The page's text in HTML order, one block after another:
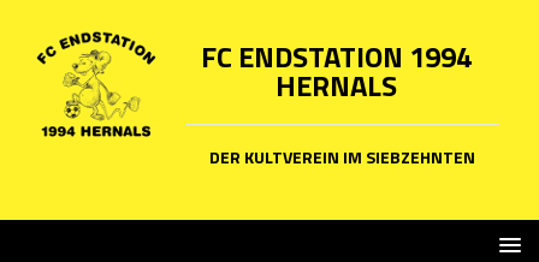
FC ENDSTATION 1994
HERNALS
DER KULTVEREIN IM SIEBZEHNTEN